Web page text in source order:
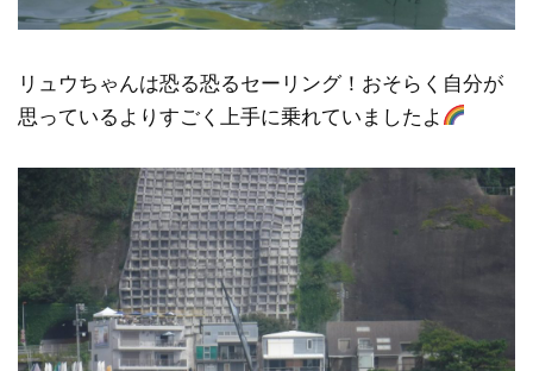
リュウちゃんは恐る恐るセーリング！おそらく自分が
思っているよりすごく上手に乗れていましたよ